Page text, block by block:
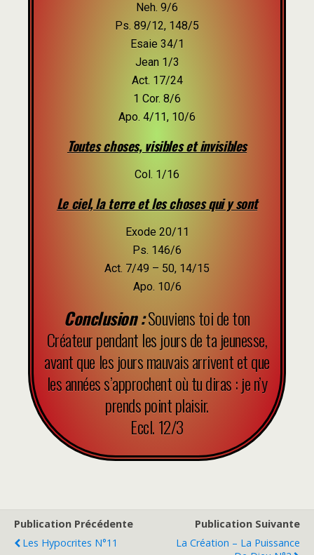
Neh. 9/6
Ps. 89/12, 148/5
Esaie 34/1
Jean 1/3
Act. 17/24
1 Cor. 8/6
Apo. 4/11, 10/6
Toutes choses, visibles et invisibles
Col. 1/16
Le ciel, la terre et les choses qui y sont
Exode 20/11
Ps. 146/6
Act. 7/49 – 50, 14/15
Apo. 10/6
Conclusion :Souviens toi de ton
Créateur pendant les jours de ta jeunesse,
avant que les jours mauvais arrivent et que
les années s’approchent où tu diras : je n’y
prends point plaisir.
Eccl. 12/3
Publication Précédente
Les Hypocrites N°11
Publication Suivante
La Création – La Puissance